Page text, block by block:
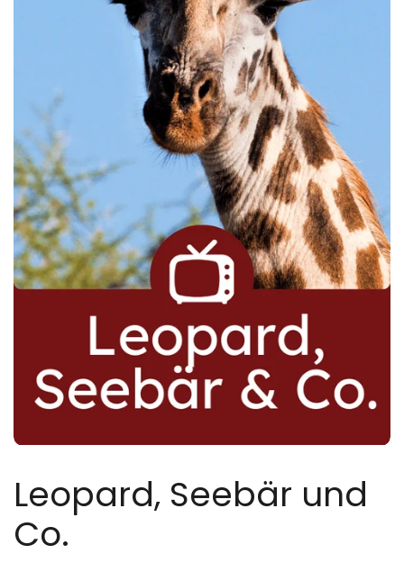
Leopard, Seebär und
Co.